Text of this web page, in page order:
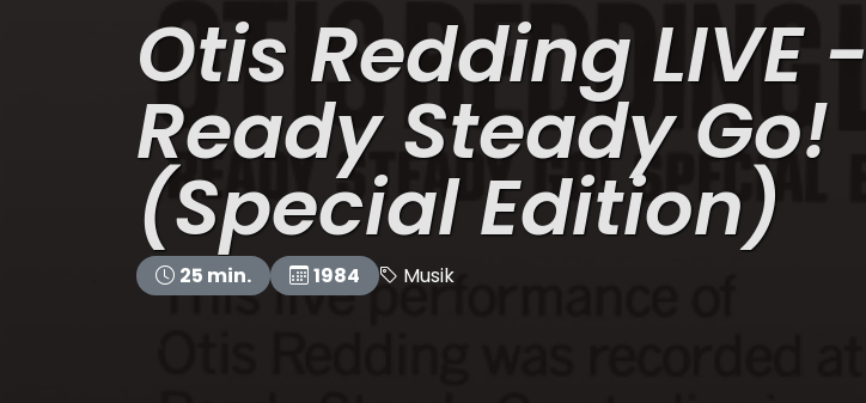
Otis Redding LIVE -
Ready Steady Go!
(Special Edition)
25 min. 1984 Musik